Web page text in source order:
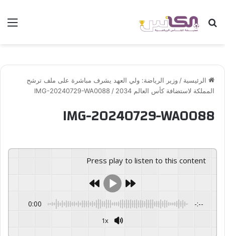
بحث عن
الرئيسية / وزير الرياضة: ولي العهد يشرف مباشرة على ملف ترشح
المملكة لاستضافة كأس العالم 2034
/
IMG-20240729-WA0088
IMG-20240729-WA0088
Press play to listen to this content
0:00 -:--
1x